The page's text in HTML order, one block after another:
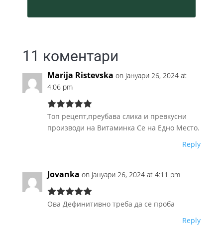
11 коментари
Marija Ristevska on јануари 26, 2024 at
4:06 pm
Топ рецепт,преубава слика и превкусни
производи на Витаминка Се на Едно Место.
Reply
Jovanka on јануари 26, 2024 at 4:11 pm
Ова Дефинитивно треба да се проба
Reply